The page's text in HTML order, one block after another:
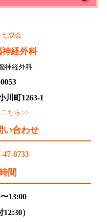
七成会
経外科
川町1263-1
ちら>>
い合わせ
47-8733
間
13:00
12:30）